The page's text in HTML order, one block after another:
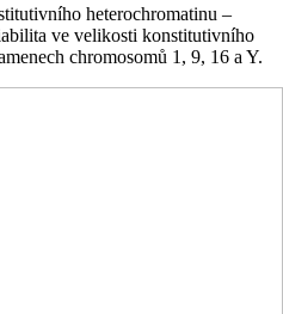
heterochromatinu –
ve velikosti konstitutivního
chromosomů 1, 9, 16 a Y.